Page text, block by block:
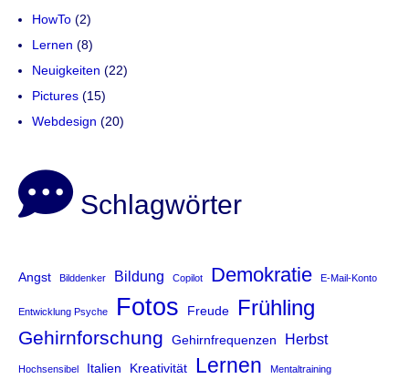
HowTo (2)
Lernen (8)
Neuigkeiten (22)
Pictures (15)
Webdesign (20)
Schlagwörter
Angst Bilddenker Bildung Copilot Demokratie E-Mail-Konto
Entwicklung Psyche Fotos Freude Frühling
Gehirnforschung Gehirnfrequenzen Herbst
Hochsensibel Italien Kreativität Lernen Mentaltraining